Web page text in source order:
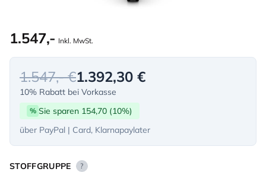
1.547,- Inkl. MwSt.
1.547,- €1.392,30 €
10% Rabatt bei Vorkasse
% Sie sparen 154,70 (10%)
über PayPal | Card, Klarnapaylater
STOFFGRUPPE ?